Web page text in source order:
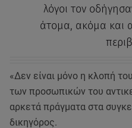
λόγοι τον
άτομα, ακόμα και
«Δεν είναι μόνο η κλοπή
των προσωπικών του
αρκετά πράγματα στα
δικηγόρος.